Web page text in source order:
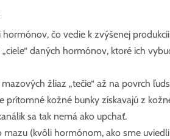
čo vedie k zvýšenej
daných hormónov, ktoré ich
žliaz „tečie“ až na povrch
prítomné kožné bunky získavajú z
sa tak nemá ako upchať.
(kvôli hormónom, ako sme uviedli